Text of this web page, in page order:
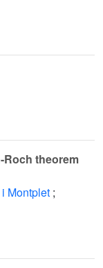
Roch theorem
Montplet ;